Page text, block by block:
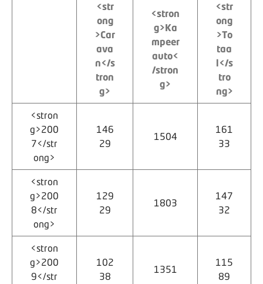
<str
ong
>Car
ava
n</s
tron
g>
<stron
g>Ka
mpeer
auto<
/stron
g>
<str
ong
>To
taa
l</s
tro
ng>
<stron
g>200
7</str
ong>
146
29
1504
161
33
<stron
g>200
8</str
ong>
129
29
1803
147
32
<stron
g>200
9</str
102
38
1351
115
89